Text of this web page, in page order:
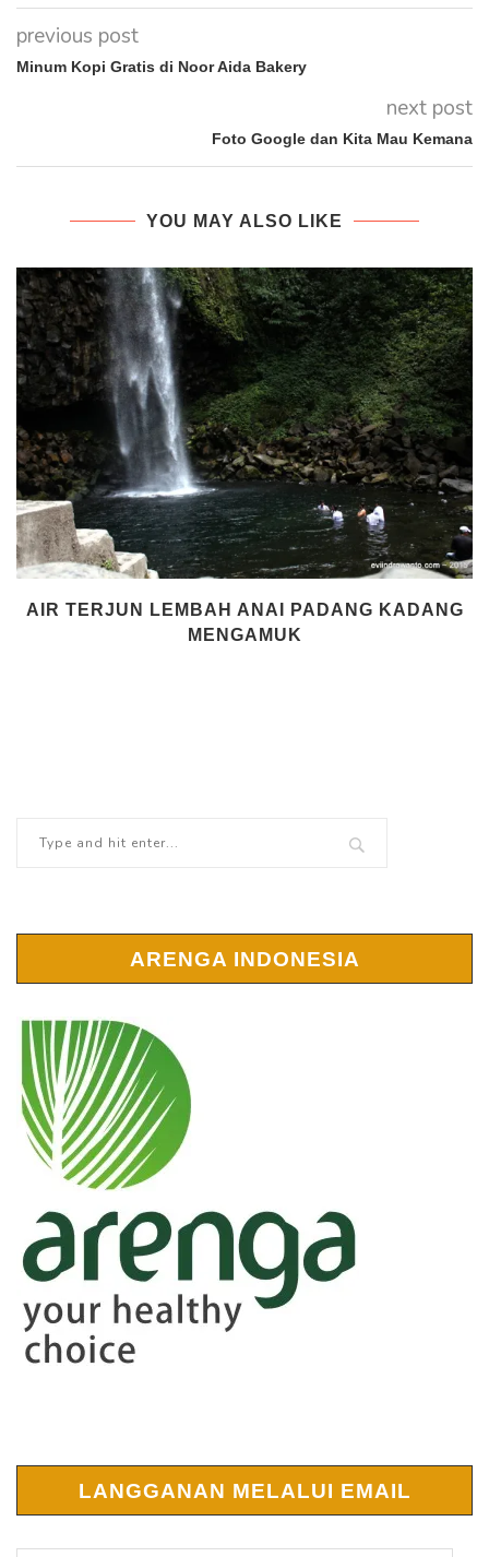
previous post
Minum Kopi Gratis di Noor Aida Bakery
next post
Foto Google dan Kita Mau Kemana
YOU MAY ALSO LIKE
AIR TERJUN LEMBAH ANAI PADANG KADANG
MENGAMUK
ARENGA INDONESIA
LANGGANAN MELALUI EMAIL